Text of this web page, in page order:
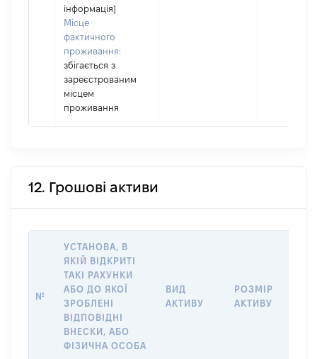
інформація]
Місце
фактичного
проживання:
збігається з
зареєстрованим
місцем
проживання
12. Грошові активи
№
УСТАНОВА, В
ЯКІЙ ВІДКРИТІ
ТАКІ РАХУНКИ
АБО ДО ЯКОЇ
ЗРОБЛЕНІ
ВІДПОВІДНІ
ВНЕСКИ, АБО
ФІЗИЧНА ОСОБА
ВИД
АКТИВУ
РОЗМІР
АКТИВУ